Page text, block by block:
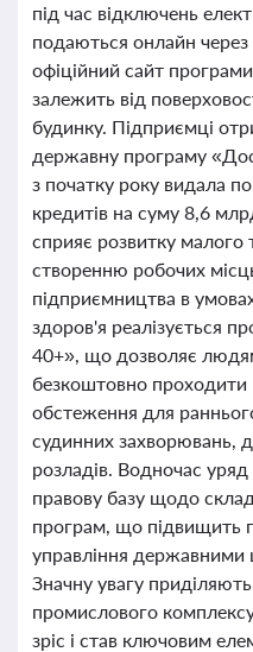
під час відключень
подаються онлайн
офіційний сайт
залежить від
будинку. Підприємці
державну програму
з початку року видала
кредитів на суму 8,6
сприяє розвитку малого
створенню робочих
підприємництва в
здоров'я реалізується
40+», що дозволяє
безкоштовно
обстеження для
судинних захворювань,
розладів. Водночас
правову базу щодо
програм, що підвищить
управління державними
Значну увагу
промислового
зріс і став ключовим